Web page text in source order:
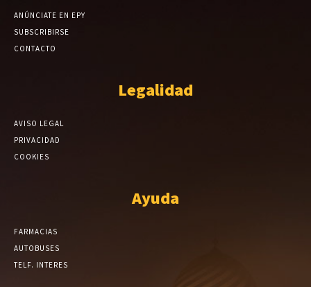
ANÚNCIATE EN EPY
SUBSCRIBIRSE
CONTACTO
Legalidad
AVISO LEGAL
PRIVACIDAD
COOKIES
Ayuda
FARMACIAS
AUTOBUSES
TELF. INTERES